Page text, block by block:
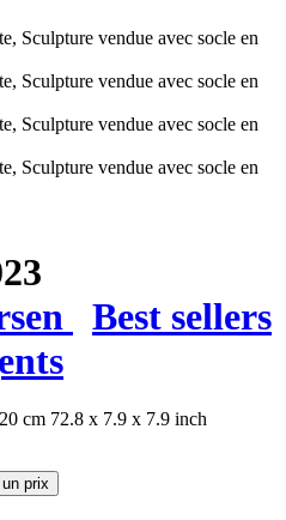
Best sellers
cm 72.8 x 7.9 x 7.9 inch
prix